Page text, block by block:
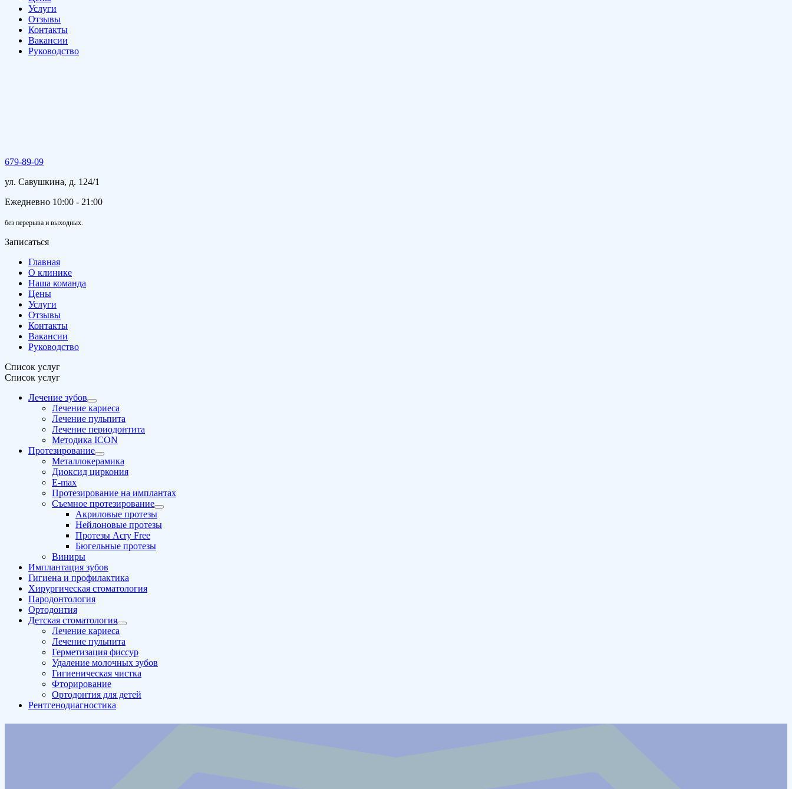
Услуги
Отзывы
Контакты
Вакансии
Руководство
679-89-09
ул. Савушкина, д. 124/1
Ежедневно 10:00 - 21:00
без перерыва и выходных.
Записаться
Главная
О клинике
Наша команда
Цены
Услуги
Отзывы
Контакты
Вакансии
Руководство
Список услуг
Список услуг
Лечение зубов
Лечение кариеса
Лечение пульпита
Лечение периодонтита
Методика ICON
Протезирование
Металлокерамика
Диоксид циркония
E-max
Протезирование на имплантах
Съемное протезирование
Акриловые протезы
Нейлоновые протезы
Протезы Acry Free
Бюгельные протезы
Виниры
Имплантация зубов
Гигиена и профилактика
Хирургическая стоматология
Пародонтология
Ортодонтия
Детская стоматология
Лечение кариеса
Лечение пульпита
Герметизация фиссур
Удаление молочных зубов
Гигиеническая чистка
Фторирование
Ортодонтия для детей
Рентгенодиагностика